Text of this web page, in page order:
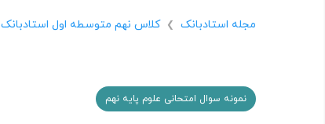
مجله استادبانک ❯ کلاس نهم متوسطه اول استادبانک
نمونه سوال امتحانی علوم پایه نهم